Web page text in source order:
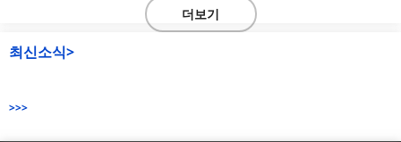
더보기
최신소식>
>>>